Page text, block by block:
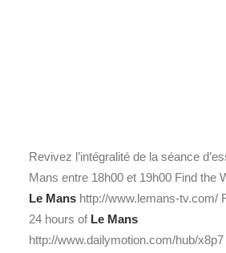
Revivez l’intégralité de la séance
Mans entre 18h00 et 19h00 Find the
Le Mans http://www.lemans-tv.com/
24 hours of Le Mans
http://www.dailymotion.com/hub/